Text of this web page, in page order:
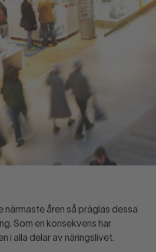
åren så präglas dessa
Som en konsekvens har
i alla delar av näringslivet.